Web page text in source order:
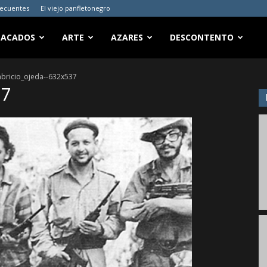
El viejo panfletonegro
ARTE AZARES DESCONTENTO
632x537